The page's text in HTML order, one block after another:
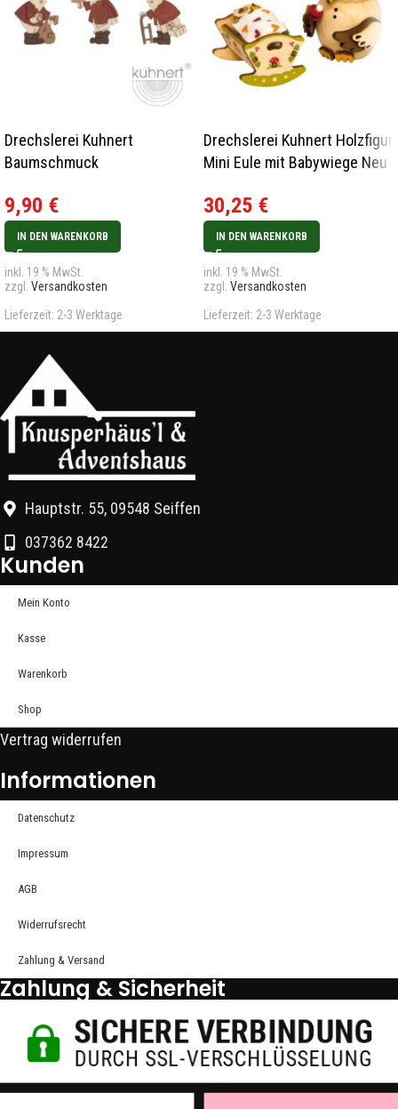
Drechslerei Kuhnert
Baumschmuck
Neu 2021
9,90 €
IN DEN WARENKORB
inkl. 19 % MwSt.
zzgl. Versandkosten
Lieferzeit: 2-3 Werktage
Drechslerei Kuhnert Holzfigur
Mini Eule mit Babywiege Neu
30,25 €
IN DEN WARENKORB
inkl. 19 % MwSt.
zzgl. Versandkosten
Lieferzeit: 2-3 Werktage
Hauptstr. 55, 09548 Seiffen
037362 8422
Kunden
Mein Konto
Kasse
Warenkorb
Shop
Vertrag widerrufen
Informationen
Datenschutz
Impressum
AGB
Widerrufsrecht
Zahlung & Versand
Zahlung & Sicherheit